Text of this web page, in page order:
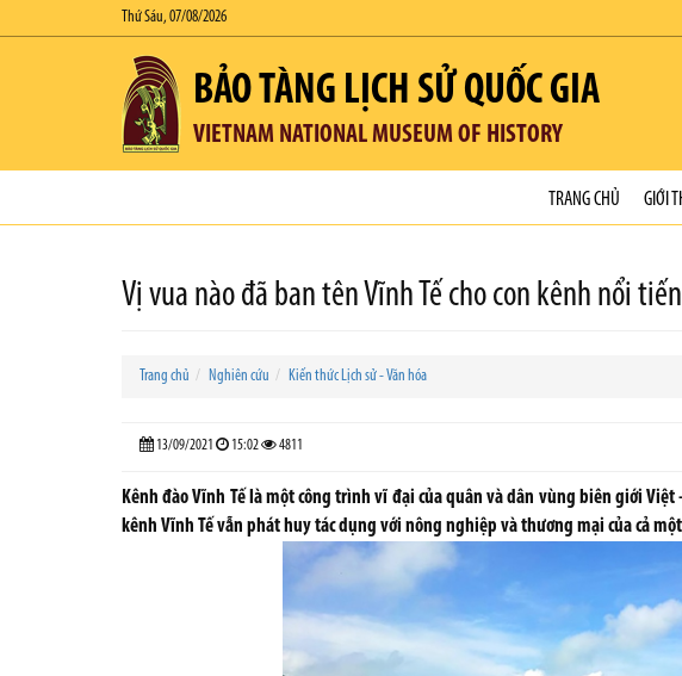
Thứ Sáu, 07/08/2026
BẢO TÀNG LỊCH SỬ QUỐC GIA
VIETNAM NATIONAL MUSEUM OF HISTORY
TRANG CHỦ GIỚI
Vị vua nào đã ban tên Vĩnh Tế cho con kênh nổi
Trang chủ Nghiên cứu Kiến thức Lịch sử - Văn hóa
13/09/2021 15:02 4811
Kênh đào Vĩnh Tế là một công trình vĩ đại của quân và dân vùng biên giới
kênh Vĩnh Tế vẫn phát huy tác dụng với nông nghiệp và thương mại của cả